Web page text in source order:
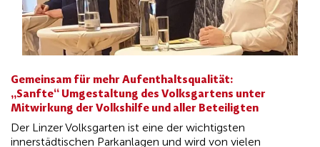
Gemeinsam für mehr Aufenthaltsqualität:
„Sanfte“ Umgestaltung des Volksgartens unter
Mitwirkung der Volkshilfe und aller Beteiligten
Der Linzer Volksgarten ist eine der wichtigsten
innerstädtischen Parkanlagen und wird von vielen